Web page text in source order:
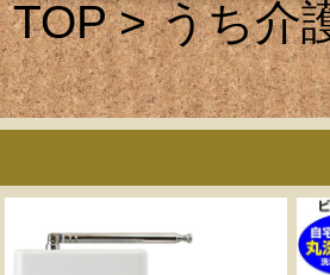
TOP>うち介